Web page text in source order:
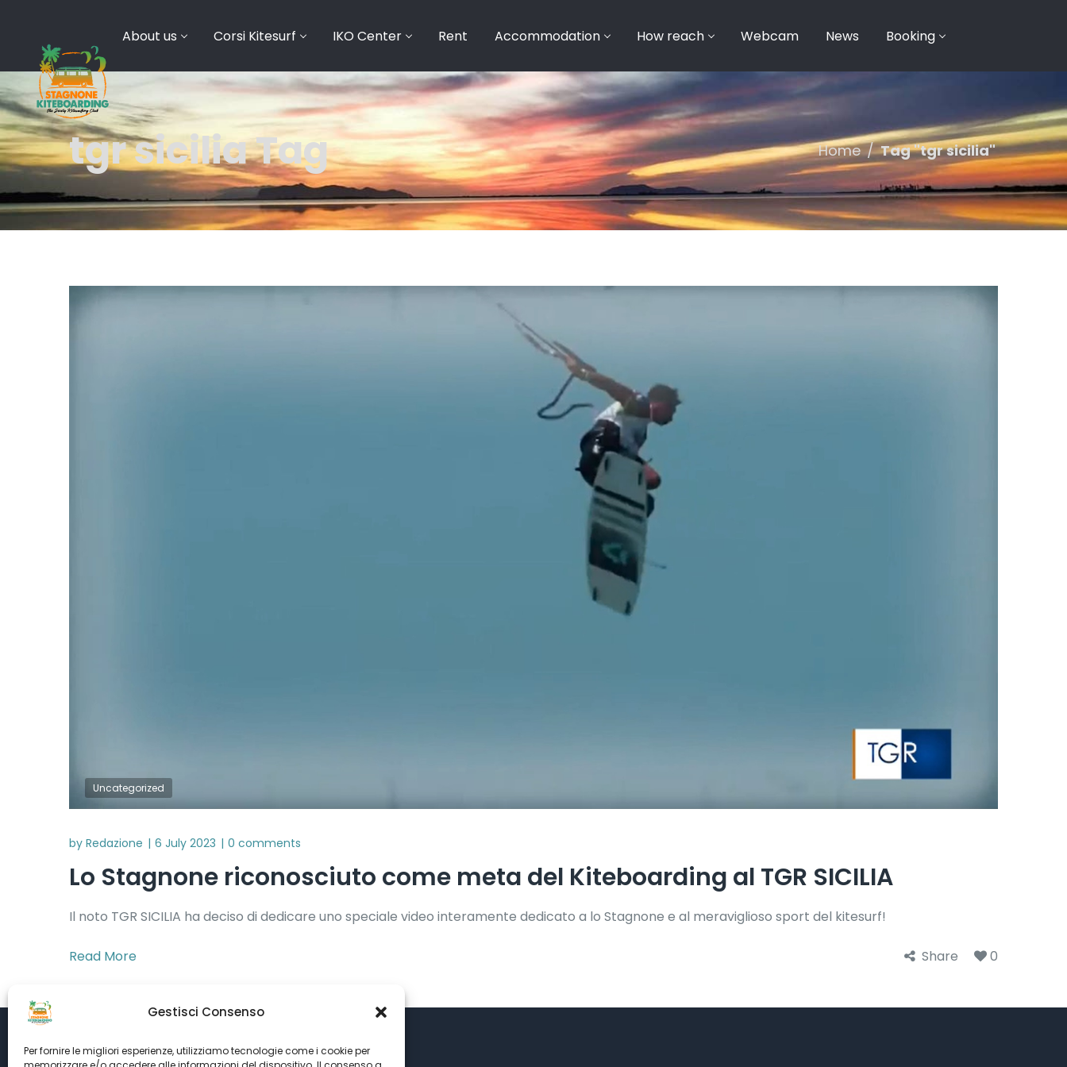
Gestisci Consenso
Per fornire le migliori esperienze, utilizziamo tecnologie come i cookie per
About us Corsi Kitesurf IKO Center Rent Accommodation How reach Webcam News Booking
tgr sicilia Tag Home/Tag "tgr sicilia"
Uncategorized
by Redazione 6 July 2023 0 comments
Lo Stagnone riconosciuto come meta del Kiteboarding al TGR SICILIA
Il noto TGR SICILIA ha deciso di dedicare uno speciale video interamente dedicato a lo Stagnone e al meraviglioso sport del kitesurf!
Read More Share 0